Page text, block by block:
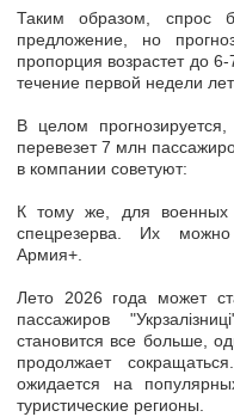
Таким образом, спрос
предложение, но
пропорция возрастет до
течение первой недели
В целом
перевезет 7 млн
в компании советуют:
К тому же, для
спецрезерва. Их можно
Армия+.
Лето 2026 года может
пассажиров
становится все больше,
продолжает сокращаться
ожидается на
туристические регионы.